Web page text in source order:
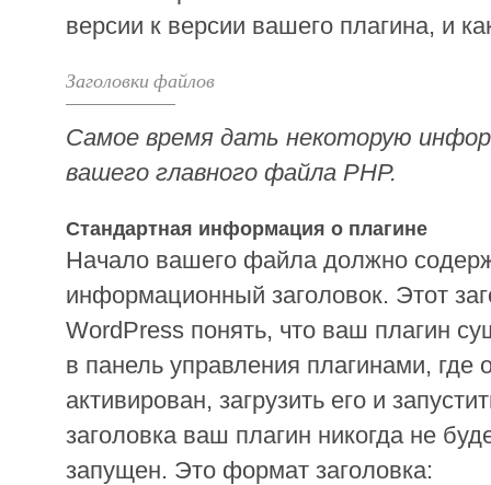
версии к версии вашего плагина, и
Заголовки файлов
Самое время дать некоторую
вашего главного файла PHP.
Стандартная информация о плагине
Начало вашего файла должно
информационный заголовок. Этот
WordPress понять, что ваш плагин
в панель управления плагинами, где
активирован, загрузить его и
заголовка ваш плагин никогда не
запущен. Это формат заголовка: